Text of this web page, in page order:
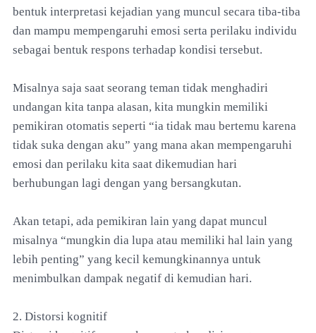
bentuk interpretasi kejadian yang muncul secara tiba-tiba
dan mampu mempengaruhi emosi serta perilaku individu
sebagai bentuk respons terhadap kondisi tersebut.
Misalnya saja saat seorang teman tidak menghadiri
undangan kita tanpa alasan, kita mungkin memiliki
pemikiran otomatis seperti “ia tidak mau bertemu karena
tidak suka dengan aku” yang mana akan mempengaruhi
emosi dan perilaku kita saat dikemudian hari
berhubungan lagi dengan yang bersangkutan.
Akan tetapi, ada pemikiran lain yang dapat muncul
misalnya “mungkin dia lupa atau memiliki hal lain yang
lebih penting” yang kecil kemungkinannya untuk
menimbulkan dampak negatif di kemudian hari.
2. Distorsi kognitif